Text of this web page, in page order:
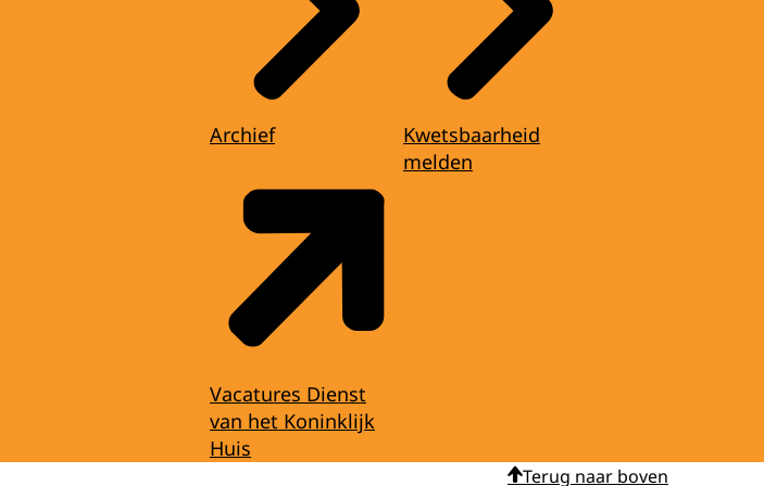
Archief
Vacatures Dienst
van het Koninklijk
Huis
Kwetsbaarheid
melden
Terug naar boven